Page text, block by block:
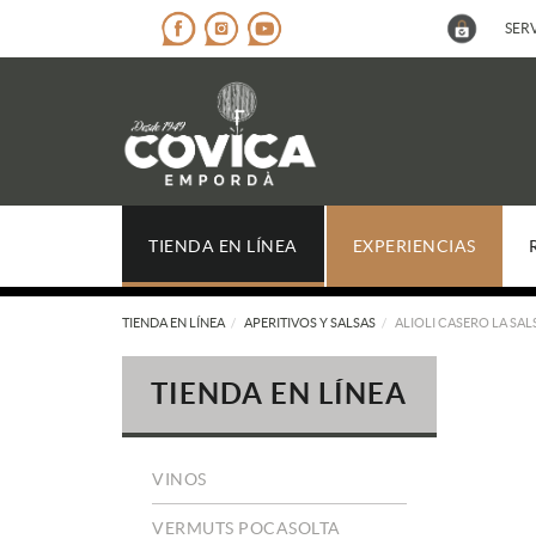
TIENDA EN LÍNEA EXPERIENCIAS
TIENDA EN LÍNEA APERITIVOS Y SALSAS ALIOLI CASERO LA
TIENDA EN LÍNEA
VINOS
VERMUTS POCASOLTA